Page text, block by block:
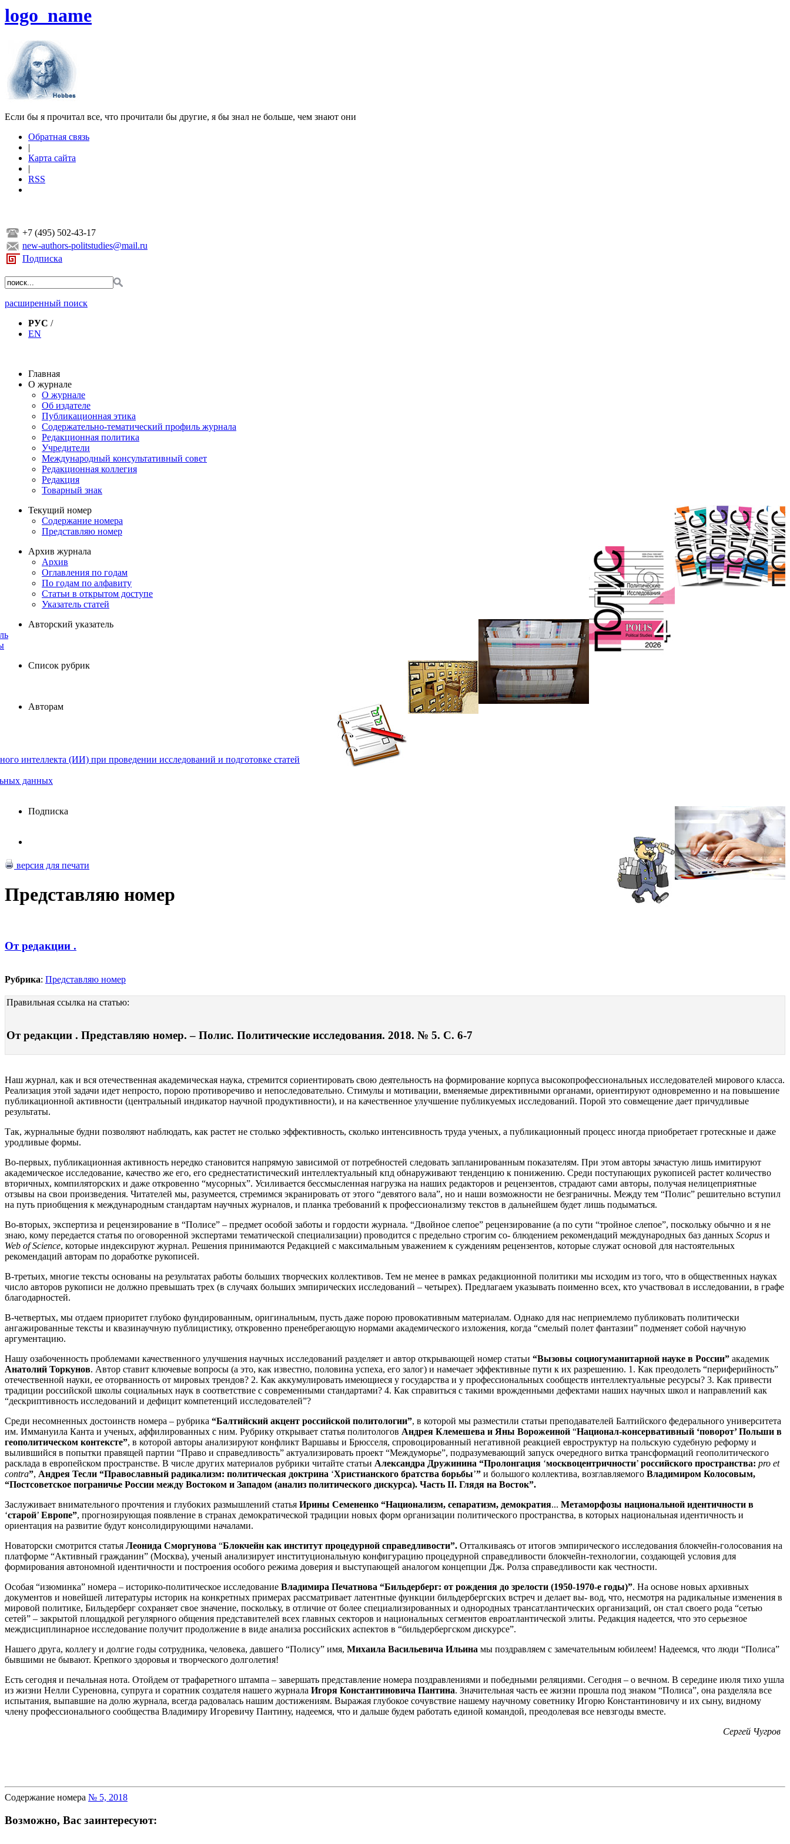
logo_name
Если бы я прочитал все, что прочитали бы другие, я бы знал не больше, чем знают они
Обратная связь
|
Карта сайта
|
RSS
+7 (495) 502-43-17
new-authors-politstudies@mail.ru
Подписка
расширенный поиск
РУС /
EN
Главная
О журнале
О журнале
Об издателе
Публикационная этика
Содержательно-тематический профиль журнала
Редакционная политика
Учредители
Международный консультативный совет
Редакционная коллегия
Редакция
Товарный знак
Текущий номер
Содержание номера
Представляю номер
Архив журнала
Архив
Оглавления по годам
По годам по алфавиту
Статьи в открытом доступе
Указатель статей
Авторский указатель
Список рубрик
Авторам
интеллекта (ИИ) при проведении исследований и подготовке статей
данных
Подписка
версия для печати
Представляю номер
От редакции .
Рубрика: Представляю номер
Правильная ссылка на статью:
От редакции . Представляю номер. – Полис. Политические исследования. 2018. № 5. С. 6-7
Наш журнал, как и вся отечественная академическая наука, стремится сориентировать свою деятельность на формирование корпуса высокопрофессиональных исследователей мирового класса.
Реализация этой задачи идет непросто, порою противоречиво и непоследовательно. Стимулы и мотивации, вменяемые директивными органами, ориентируют одновременно и на повышение
публикационной активности (центральный индикатор научной продуктивности), и на качественное улучшение публикуемых исследований. Порой это совмещение дает причудливые
результаты.
Так, журнальные будни позволяют наблюдать, как растет не столько эффективность, сколько интенсивность труда ученых, а публикационный процесс иногда приобретает гротескные и даже
уродливые формы.
Во-первых, публикационная активность нередко становится напрямую зависимой от потребностей следовать запланированным показателям. При этом авторы зачастую лишь имитируют
академическое исследование, качество же его, его среднестатистический интеллектуальный кпд обнаруживают тенденцию к понижению. Среди поступающих рукописей растет количество
вторичных, компиляторских и даже откровенно “мусорных”. Усиливается бессмысленная нагрузка на наших редакторов и рецензентов, страдают сами авторы, получая нелицеприятные
отзывы на свои произведения. Читателей мы, разумеется, стремимся экранировать от этого “девятого вала”, но и наши возможности не безграничны. Между тем “Полис” решительно вступил
на путь приобщения к международным стандартам научных журналов, и планка требований к профессионализму текстов в дальнейшем будет лишь подыматься.
Во-вторых, экспертиза и рецензирование в “Полисе” – предмет особой заботы и гордости журнала. “Двойное слепое” рецензирование (а по сути “тройное слепое”, поскольку обычно и я не
знаю, кому передается статья по оговоренной экспертами тематической специализации) проводится с предельно строгим со- блюдением рекомендаций международных баз данных Scopus и
Web of Science, которые индексируют журнал. Решения принимаются Редакцией с максимальным уважением к суждениям рецензентов, которые служат основой для настоятельных
рекомендаций авторам по доработке рукописей.
В-третьих, многие тексты основаны на результатах работы больших творческих коллективов. Тем не менее в рамках редакционной политики мы исходим из того, что в общественных науках
число авторов рукописи не должно превышать трех (в случаях больших эмпирических исследований – четырех). Предлагаем указывать поименно всех, кто участвовал в исследовании, в графе
благодарностей.
В-четвертых, мы отдаем приоритет глубоко фундированным, оригинальным, пусть даже порою провокативным материалам. Однако для нас неприемлемо публиковать политически
ангажированные тексты и квазинаучную публицистику, откровенно пренебрегающую нормами академического изложения, когда “смелый полет фантазии” подменяет собой научную
аргументацию.
Нашу озабоченность проблемами качественного улучшения научных исследований разделяет и автор открывающей номер статьи “Вызовы социогуманитарной науке в России” академик
Анатолий Торкунов. Автор ставит ключевые вопросы (а это, как известно, половина успеха, его залог) и намечает эффективные пути к их разрешению. 1. Как преодолеть “периферийность”
отечественной науки, ее оторванность от мировых трендов? 2. Как аккумулировать имеющиеся у государства и у профессиональных сообществ интеллектуальные ресурсы? 3. Как привести
традиции российской школы социальных наук в соответствие с современными стандартами? 4. Как справиться с такими врожденными дефектами наших научных школ и направлений как
“дескриптивность исследований и дефицит компетенций исследователей”?
Среди несомненных достоинств номера – рубрика “Балтийский акцент российской политологии”, в которой мы разместили статьи преподавателей Балтийского федерального университета
им. Иммануила Канта и ученых, аффилированных с ним. Рубрику открывает статья политологов Андрея Клемешева и Яны Ворожеиной “Национал-консервативный ‘поворот’ Польши в
геополитическом контексте”, в которой авторы анализируют конфликт Варшавы и Брюсселя, спровоцированный негативной реакцией евроструктур на польскую судебную реформу и
вылившийся в попытки правящей партии “Право и справедливость” актуализировать проект “Междуморье”, подразумевающий запуск очередного витка трансформаций геополитического
расклада в европейском пространстве. В числе других материалов рубрики читайте статьи Александра Дружинина “Пролонгация ‘москвоцентричности’ российского пространства: pro et
contra”, Андрея Тесли “Православный радикализм: политическая доктрина ‘Христианского братства борьбы’” и большого коллектива, возглавляемого Владимиром Колосовым,
“Постсоветское пограничье России между Востоком и Западом (анализ политического дискурса). Часть II. Глядя на Восток”.
Заслуживает внимательного прочтения и глубоких размышлений статья Ирины Семененко “Национализм, сепаратизм, демократия... Метаморфозы национальной идентичности в
‘старой’ Европе”, прогнозирующая появление в странах демократической традиции новых форм организации политического пространства, в которых национальная идентичность и
ориентация на развитие будут консолидирующими началами.
Новаторски смотрится статья Леонида Сморгунова “Блокчейн как институт процедурной справедливости”. Отталкиваясь от итогов эмпирического исследования блокчейн-голосования на
платформе “Активный гражданин” (Москва), ученый анализирует институциональную конфигурацию процедурной справедливости блокчейн-технологии, создающей условия для
формирования автономной идентичности и построения особого режима доверия и выступающей аналогом концепции Дж. Ролза справедливости как честности.
Особая “изюминка” номера – историко-политическое исследование Владимира Печатнова “Бильдерберг: от рождения до зрелости (1950-1970-е годы)”. На основе новых архивных
документов и новейшей литературы историк на конкретных примерах рассматривает латентные функции бильдербергских встреч и делает вы- вод, что, несмотря на радикальные изменения в
мировой политике, Бильдерберг сохраняет свое значение, поскольку, в отличие от более специализированных и однородных трансатлантических организаций, он стал своего рода “сетью
сетей” – закрытой площадкой регулярного общения представителей всех главных секторов и национальных сегментов евроатлантической элиты. Редакция надеется, что это серьезное
междисциплинарное исследование получит продолжение в виде анализа российских аспектов в “бильдербергском дискурсе”.
Нашего друга, коллегу и долгие годы сотрудника, человека, давшего “Полису” имя, Михаила Васильевича Ильина мы поздравляем с замечательным юбилеем! Надеемся, что люди “Полиса”
бывшими не бывают. Крепкого здоровья и творческого долголетия!
Есть сегодня и печальная нота. Отойдем от трафаретного штампа – завершать представление номера поздравлениями и победными реляциями. Сегодня – о вечном. В середине июля тихо ушла
из жизни Нелли Суреновна, супруга и соратник создателя нашего журнала Игоря Константиновича Пантина. Значительная часть ее жизни прошла под знаком “Полиса”, она разделяла все
испытания, выпавшие на долю журнала, всегда радовалась нашим достижениям. Выражая глубокое сочувствие нашему научному советнику Игорю Константиновичу и их сыну, видному
члену профессионального сообщества Владимиру Игоревичу Пантину, надеемся, что и дальше будем работать единой командой, преодолевая все невзгоды вместе.
Сергей Чугров
Содержание номера № 5, 2018
Возможно, Вас заинтересуют: